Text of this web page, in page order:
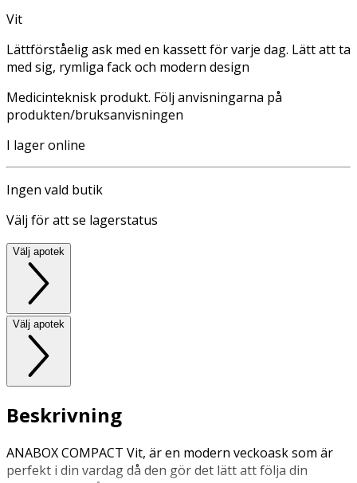
Vit
Lättförståelig ask med en kassett för varje dag. Lätt att ta
med sig, rymliga fack och modern design
Medicinteknisk produkt. Följ anvisningarna på
produkten/bruksanvisningen
I lager online
Ingen vald butik
Välj för att se lagerstatus
Välj apotek
Välj apotek
Beskrivning
ANABOX COMPACT Vit, är en modern veckoask som är
perfekt i din vardag då den gör det lätt att följa din